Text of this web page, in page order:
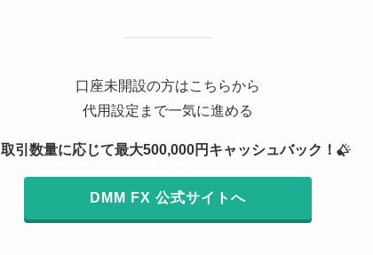
口座未開設の方はこちらから
代用設定まで一気に進める
取引数量に応じて最大500,000円キャッシュバック！
DMM FX 公式サイトへ